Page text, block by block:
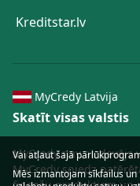
Kreditstar.lv
MyCredy Latvija
Skatīt visas valstis
MyCredy nav aizdevējs
MyCredy sniedz
Vai atļaut šajā
Mēs izmantojamsīkfailusun